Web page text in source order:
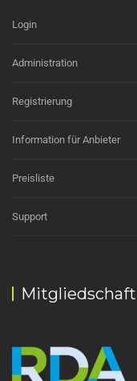
Login
Administration
Registrierung
Information für Anbieter
Preisliste
Support
Mitgliedschaft